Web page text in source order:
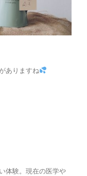
ありますね
験。現在の医学や